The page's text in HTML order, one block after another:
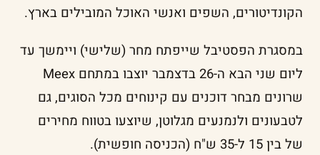
הקונדיטורים, השפים ואנשי האוכל המובילים בארץ.
במסגרת הפסטיבל שייפתח מחר (שלישי) ויימשך עד
ליום שני הבא ה-26 בדצמבר יוצבו במתחם Meex
שרונים מבחר דוכנים עם קינוחים מכל הסוגים, גם
לטבעונים ולנמנעים מגלוטן, שיוצעו בטווח מחירים
של בין 15 ל-35 ש"ח (הכניסה חופשית).